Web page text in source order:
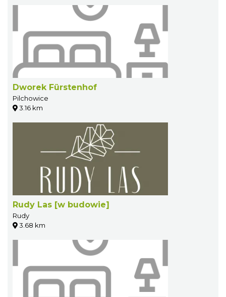
Dworek Fürstenhof
Pilchowice
3.16 km
Rudy Las [w budowie]
Rudy
3.68 km